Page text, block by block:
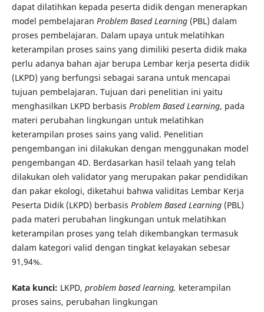
dapat dilatihkan kepada peserta didik dengan menerapkan
model pembelajaran Problem Based Learning(PBL) dalam
proses pembelajaran. Dalam upaya untuk melatihkan
keterampilan proses sains yang dimiliki peserta didik maka
perlu adanya bahan ajar berupa Lembar kerja peserta didik
(LKPD) yang berfungsi sebagai sarana untuk mencapai
tujuan pembelajaran. Tujuan dari penelitian ini yaitu
menghasilkan LKPD berbasis Problem Based Learning, pada
materi perubahan lingkungan untuk melatihkan
keterampilan proses sains yang valid. Penelitian
pengembangan ini dilakukan dengan menggunakan model
pengembangan 4D. Berdasarkan hasil telaah yang telah
dilakukan oleh validator yang merupakan pakar pendidikan
dan pakar ekologi, diketahui bahwa validitas Lembar Kerja
Peserta Didik (LKPD) berbasis Problem Based Learning (PBL)
pada materi perubahan lingkungan untuk melatihkan
keterampilan proses yang telah dikembangkan termasuk
dalam kategori valid dengan tingkat kelayakan sebesar
91,94%.
Kata kunci: LKPD, problem based learning, keterampilan
proses sains, perubahan lingkungan